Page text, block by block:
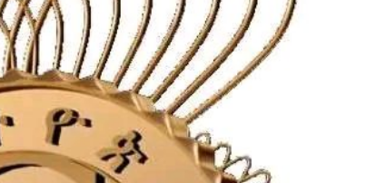
AmnAdmin October 17, 2025